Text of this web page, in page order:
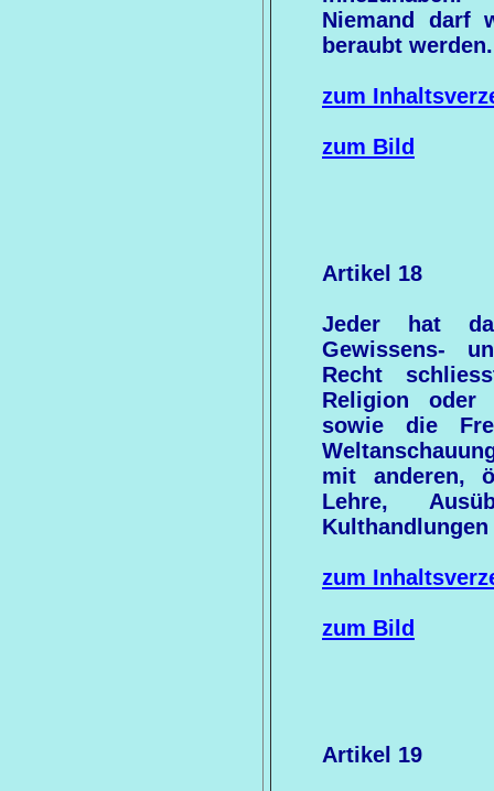
Niemand darf
beraubt werden.
zum
zum Bild
Artikel 18
Jeder hat
Gewissens-
Recht
Religion oder
sowie die
mit anderen,
Lehre,
Kulthandlungen
zum
zum Bild
Artikel 19